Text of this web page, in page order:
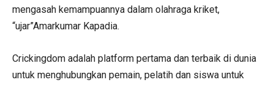
mengasah kemampuannya dalam olahraga kriket,
“ujar”Amarkumar Kapadia.
Crickingdom adalah platform pertama dan terbaik di dunia
untuk menghubungkan pemain, pelatih dan siswa untuk